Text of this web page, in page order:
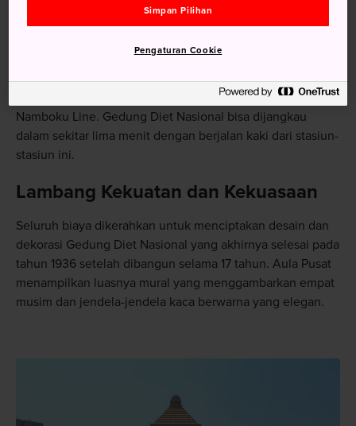
Nasional, stasiun yang paling nyaman adalah Stasiun
Kokkaigijido-mae di Marunouchi dan Chiyoda Line, dan
Stasiun Nagatacho di Yurakucho, Hanzomon, dan
Namboku Line. Gedung Diet Nasional bisa dijangkau
dalam sekitar lima menit dengan berjalan kaki dari stasiun-
stasiun ini.
Lambang Kekuatan dan Kekuasaan
Seluruh biaya dikerahkan untuk menciptakan desain dan
dekorasi Gedung Diet Nasional yang akhirnya selesai pada
tahun 1936 setelah dibangun selama 17 tahun. Aula Pusat
menampilkan luasnya mural yang menggambarkan empat
musim dan jendela-jendela kaca berwarna yang elegan.
Simpan Pilihan
Pengaturan Cookie